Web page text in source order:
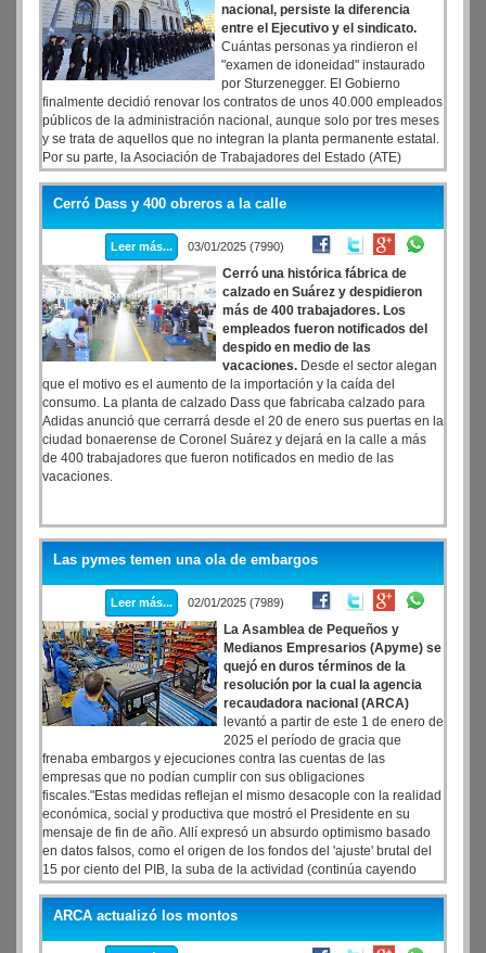
nacional, persiste la diferencia
entre el Ejecutivo y el sindicato.
Cuántas personas ya rindieron el
"examen de idoneidad" instaurado
por Sturzenegger. El Gobierno
finalmente decidió renovar los contratos de unos 40.000 empleados
públicos de la administración nacional, aunque solo por tres meses
y se trata de aquellos que no integran la planta permanente estatal.
Por su parte, la Asociación de Trabajadores del Estado (ATE)
denunció que no son 40.000 sino más de 55.000 los empleados a
los que se les venció su contrato el 31 de diciembre. Desde que
asumió, la gestión de Javier Milei viene renovando estas
contrataciones de forma precaria, cada tres meses.
Cerró Dass y 400 obreros a la calle
Leer más... 03/01/2025 (7990)
Cerró una histórica fábrica de
calzado en Suárez y despidieron
más de 400 trabajadores. Los
empleados fueron notificados del
despido en medio de las
vacaciones. Desde el sector alegan
que el motivo es el aumento de la importación y la caída del
consumo. La planta de calzado Dass que fabricaba calzado para
Adidas anunció que cerrarrá desde el 20 de enero sus puertas en la
ciudad bonaerense de Coronel Suárez y dejará en la calle a más
de 400 trabajadores que fueron notificados en medio de las
vacaciones.
Las pymes temen una ola de embargos
Leer más... 02/01/2025 (7989)
La Asamblea de Pequeños y
Medianos Empresarios (Apyme) se
quejó en duros términos de la
resolución por la cual la agencia
recaudadora nacional (ARCA)
levantó a partir de este 1 de enero de
2025 el período de gracia que
frenaba embargos y ejecuciones contra las cuentas de las
empresas que no podían cumplir con sus obligaciones
fiscales."Estas medidas reflejan el mismo desacople con la realidad
económica, social y productiva que mostró el Presidente en su
mensaje de fin de año. Allí expresó un absurdo optimismo basado
en datos falsos, como el origen de los fondos del 'ajuste' brutal del
15 por ciento del PIB, la suba de la actividad (continúa cayendo
comparada con 2023), la baja de la pobreza y el aumento del
consumo, estancado en bajísimos niveles y también muy por
debajo del año anterior", cuestionó el presidente de la entidad,
Carlos Ferrari.
ARCA actualizó los montos